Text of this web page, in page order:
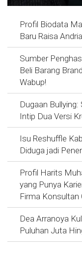
Profil Biodata
Baru Raisa
Sumber
Beli Barang
Wabup!
Dugaan
Intip Dua Versi
Isu Reshuffle
Diduga jadi
Profil Harits
yang Punya
Firma Konsultan
Dea Arranoya
Puluhan Juta